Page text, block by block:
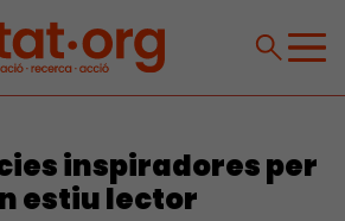
inspiradores per
estiu lector